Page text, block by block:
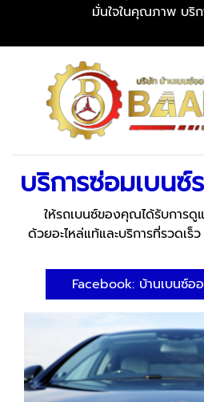
มั่นใจในคุณภาพ บริ
บริการซ่อมเบน
ให้รถเบนซ์ของคุณได้รับการดู
ด้วยอะไหล่แท้และบริการที่รวดเ
Facebook: บ้านเบนซ์อ